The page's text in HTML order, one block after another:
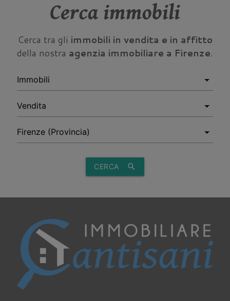
Cerca immobili
Cerca tra gli immobili in vendita e in affitto
della nostra agenzia immobiliare a Firenze.
CERCA search